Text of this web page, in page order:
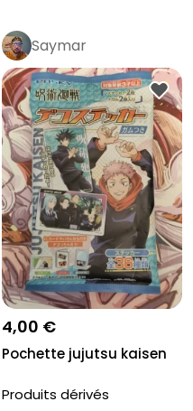
Saymar
4,00 €
Pochette jujutsu kaisen
Produits dérivés